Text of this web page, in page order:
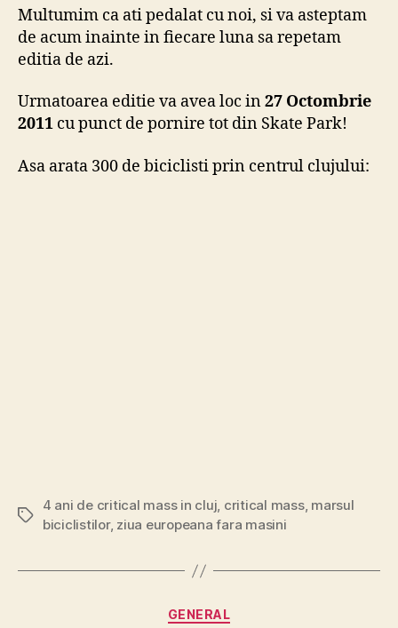
Multumim ca ati pedalat cu noi, si va asteptam
de acum inainte in fiecare luna sa repetam
editia de azi.
Urmatoarea editie va avea loc in27 Octombrie
2011 cu punct de pornire tot din Skate Park!
Asa arata 300 de biciclisti prin centrul clujului:
Tags
4 ani de critical mass in cluj, critical mass, marsul
biciclistilor, ziua europeana fara masini
Categories
GENERAL